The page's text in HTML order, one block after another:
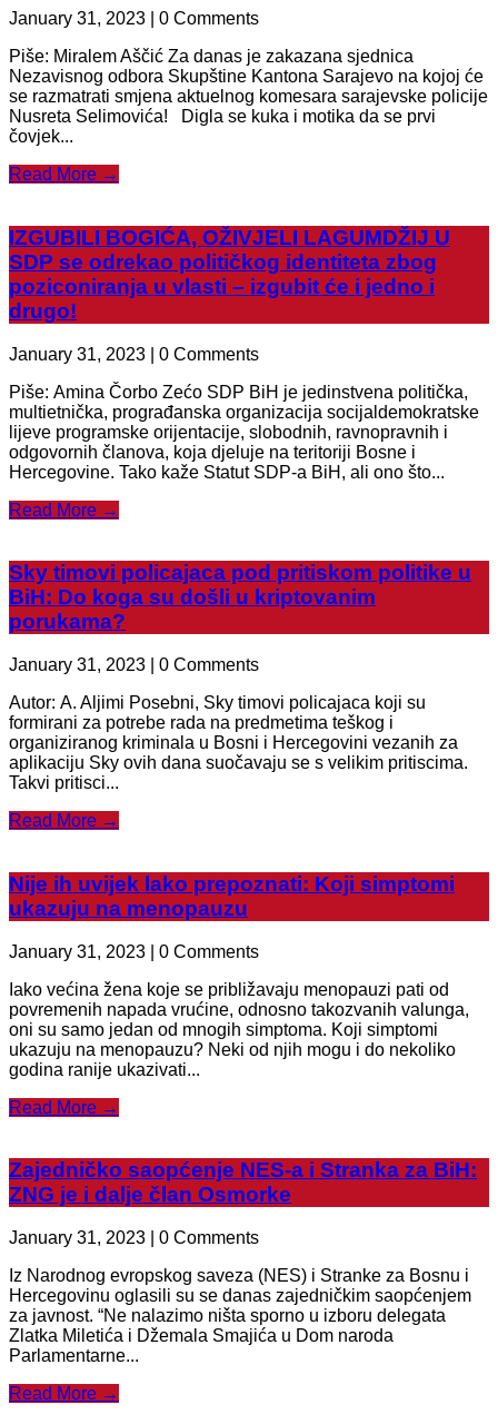
January 31, 2023 | 0 Comments
Piše: Miralem Aščić Za danas je zakazana sjednica
Nezavisnog odbora Skupštine Kantona Sarajevo na kojoj će
se razmatrati smjena aktuelnog komesara sarajevske policije
Nusreta Selimovića! Digla se kuka i motika da se prvi
čovjek...
Read More →
IZGUBILI BOGIĆA, OŽIVJELI LAGUMDŽIJ U
SDP se odrekao političkog identiteta zbog
poziconiranja u vlasti – izgubit će i jedno i
drugo!
January 31, 2023 | 0 Comments
Piše: Amina Čorbo Zećo SDP BiH je jedinstvena politička,
multietnička, prograđanska organizacija socijaldemokratske
lijeve programske orijentacije, slobodnih, ravnopravnih i
odgovornih članova, koja djeluje na teritoriji Bosne i
Hercegovine. Tako kaže Statut SDP-a BiH, ali ono što...
Read More →
Sky timovi policajaca pod pritiskom politike u
BiH: Do koga su došli u kriptovanim
porukama?
January 31, 2023 | 0 Comments
Autor: A. Aljimi Posebni, Sky timovi policajaca koji su
formirani za potrebe rada na predmetima teškog i
organiziranog kriminala u Bosni i Hercegovini vezanih za
aplikaciju Sky ovih dana suočavaju se s velikim pritiscima.
Takvi pritisci...
Read More →
Nije ih uvijek lako prepoznati: Koji simptomi
ukazuju na menopauzu
January 31, 2023 | 0 Comments
Iako većina žena koje se približavaju menopauzi pati od
povremenih napada vrućine, odnosno takozvanih valunga,
oni su samo jedan od mnogih simptoma. Koji simptomi
ukazuju na menopauzu? Neki od njih mogu i do nekoliko
godina ranije ukazivati...
Read More →
Zajedničko saopćenje NES-a i Stranka za BiH:
ZNG je i dalje član Osmorke
January 31, 2023 | 0 Comments
Iz Narodnog evropskog saveza (NES) i Stranke za Bosnu i
Hercegovinu oglasili su se danas zajedničkim saopćenjem
za javnost. “Ne nalazimo ništa sporno u izboru delegata
Zlatka Miletića i Džemala Smajića u Dom naroda
Parlamentarne...
Read More →